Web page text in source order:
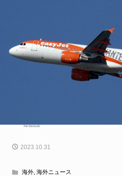
2023.10.31
海外, 海外ニュース